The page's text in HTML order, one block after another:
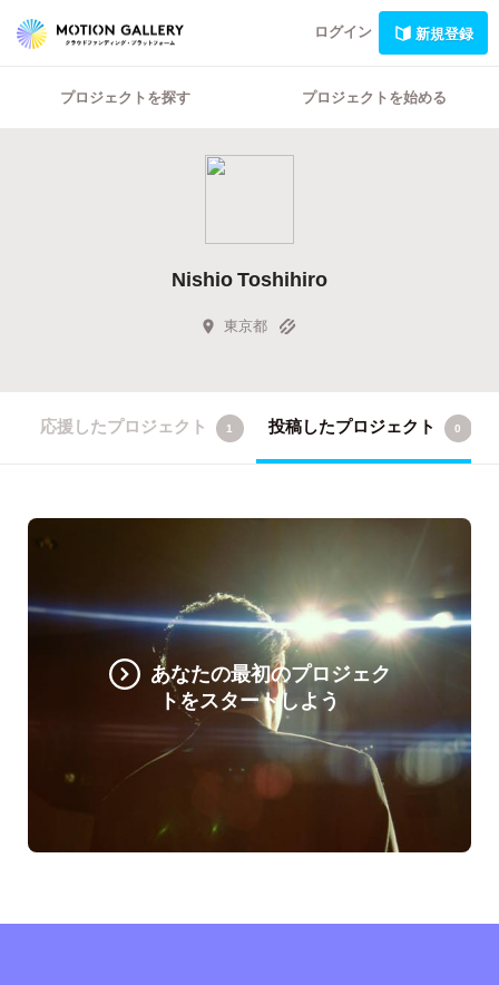
ログイン 新規登録
プロジェクトを探す プロジェクトを始める
Nishio Toshihiro
東京都
応援したプロジェクト 1 投稿したプロジェクト 0
あなたの最初のプロジェク
トをスタートしよう